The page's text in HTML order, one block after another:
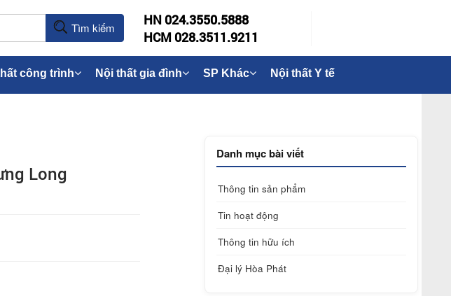
Tìm kiếm
HN 024.3550.5888
HCM 028.3511.9211
công trình Nội thất gia đình SP Khác Nội thất Y tế
Long
Danh mục bài viết
Thông tin sản phẩm
Tin hoạt động
Thông tin hữu ích
Đại lý Hòa Phát